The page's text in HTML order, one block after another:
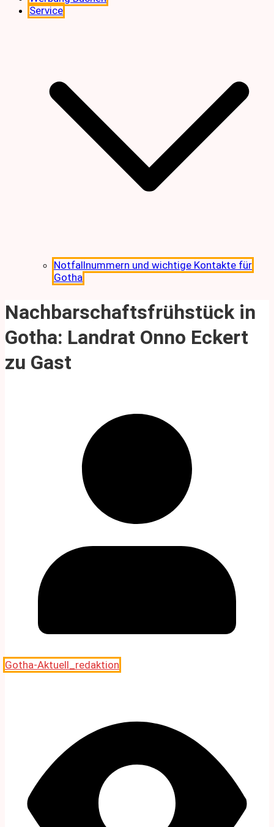
Service
Notfallnummern und wichtige Kontakte für
Gotha
Nachbarschaftsfrühstück in
Gotha: Landrat Onno Eckert
zu Gast
Gotha-Aktuell_redaktion